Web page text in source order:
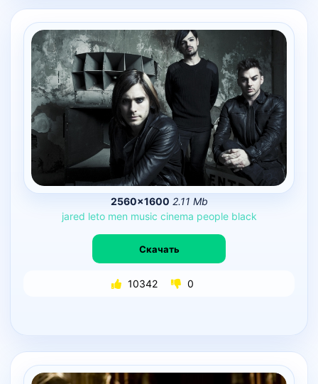
2560×1600 2.11 Mb
jared leto men music cinema people black
Скачать
10342 0